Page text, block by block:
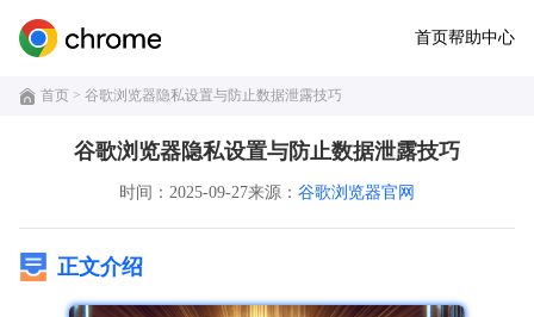
首页帮助中心
首页 > 谷歌浏览器隐私设置与防止数据泄露技巧
谷歌浏览器隐私设置与防止数据泄露技巧
时间：2025-09-27来源： 谷歌浏览器官网
正文介绍